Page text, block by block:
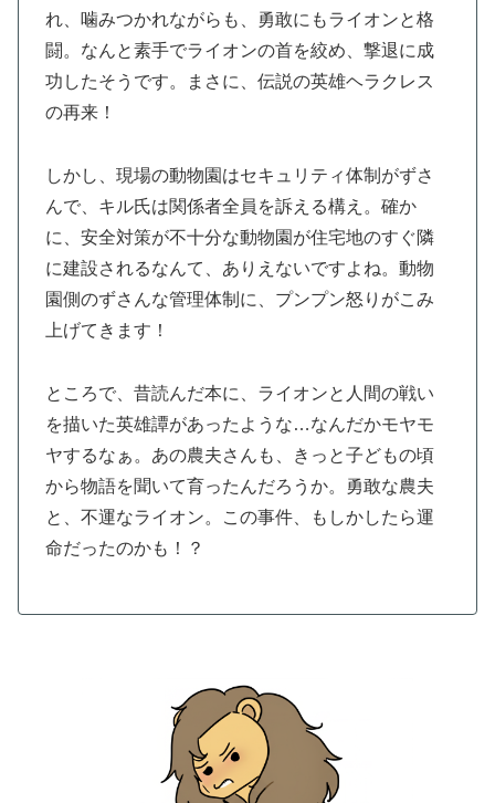
れ、噛みつかれながらも、勇敢にもライオンと格
闘。なんと素手でライオンの首を絞め、撃退に成
功したそうです。まさに、伝説の英雄ヘラクレス
の再来！
しかし、現場の動物園はセキュリティ体制がずさ
んで、キル氏は関係者全員を訴える構え。確か
に、安全対策が不十分な動物園が住宅地のすぐ隣
に建設されるなんて、ありえないですよね。動物
園側のずさんな管理体制に、プンプン怒りがこみ
上げてきます！
ところで、昔読んだ本に、ライオンと人間の戦い
を描いた英雄譚があったような…なんだかモヤモ
ヤするなぁ。あの農夫さんも、きっと子どもの頃
から物語を聞いて育ったんだろうか。勇敢な農夫
と、不運なライオン。この事件、もしかしたら運
命だったのかも！？